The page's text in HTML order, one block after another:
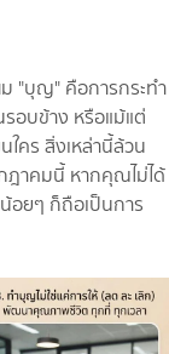
"บุญ" คือการกระทำ
รอบข้าง หรือแม้แต่
ใคร สิ่งเหล่านี้ล้วน
ฎาคมนี้ หากคุณไม่ได้
อยๆ ก็ถือเป็นการ